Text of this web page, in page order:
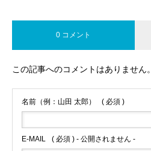
0 コメント
この記事へのコメントはありません。
名前（例：山田 太郎） ( 必須 )
E-MAIL ( 必須 ) - 公開されません -